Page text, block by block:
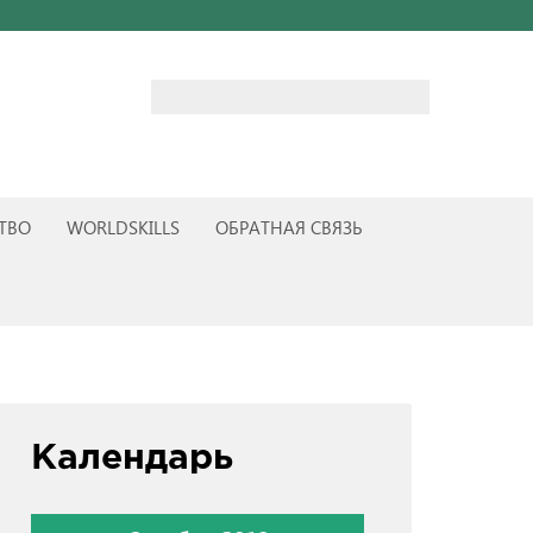
WORLDSKILLS ОБРАТНАЯ СВЯЗЬ
Календарь